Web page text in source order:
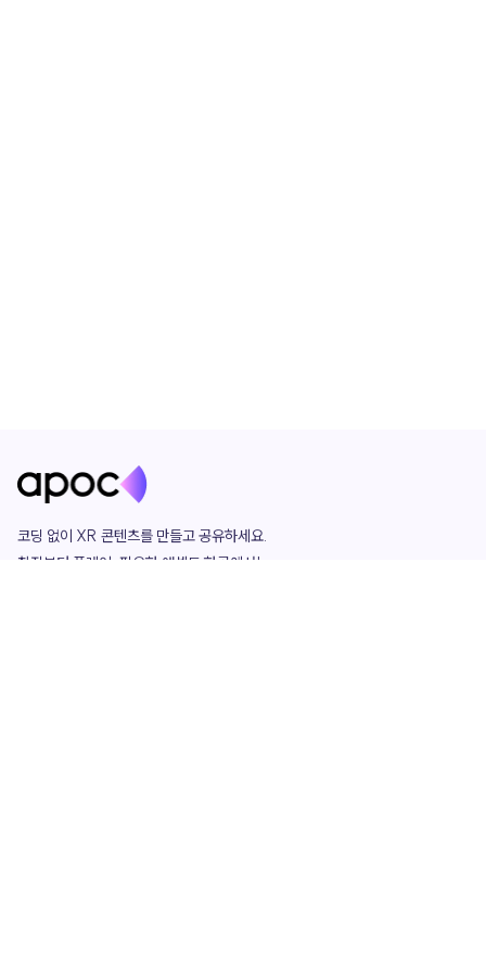
코딩 없이 XR 콘텐츠를 만들고 공유하세요.
창작부터 플레이, 필요한 애셋도 한곳에서!